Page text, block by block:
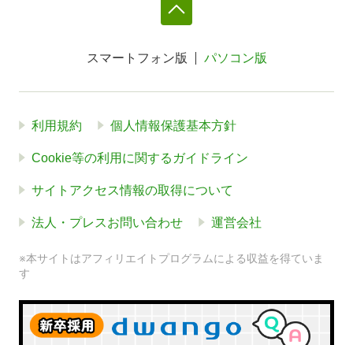
スマートフォン版 パソコン版
利用規約 個人情報保護基本方針
Cookie等の利用に関するガイドライン
サイトアクセス情報の取得について
法人・プレスお問い合わせ 運営会社
※本サイトはアフィリエイトプログラムによる収益を得ていま
す